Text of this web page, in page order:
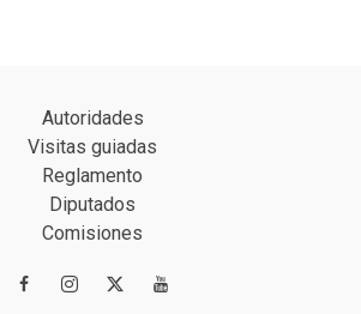
Autoridades
Visitas guiadas
Reglamento
Diputados
Comisiones
 